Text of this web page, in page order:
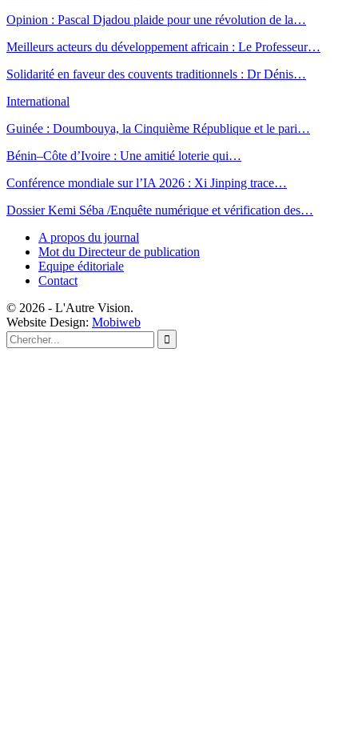
Opinion : Pascal Djadou plaide pour une révolution de la…
Meilleurs acteurs du développement africain : Le Professeur…
Solidarité en faveur des couvents traditionnels : Dr Dénis…
International
Guinée : Doumbouya, la Cinquième République et le pari…
Bénin–Côte d’Ivoire : Une amitié loterie qui…
Conférence mondiale sur l’IA 2026 : Xi Jinping trace…
Dossier Kemi Séba /Enquête numérique et vérification des…
A propos du journal
Mot du Directeur de publication
Equipe éditoriale
Contact
© 2026 - L'Autre Vision.
Website Design: Mobiweb